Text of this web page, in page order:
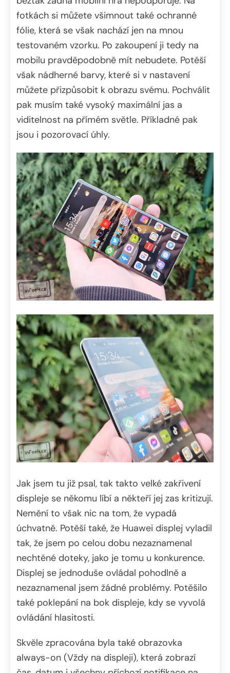
fotkách si můžete všimnout také ochranné
fólie, která se však nachází jen na mnou
testovaném vzorku. Po zakoupení ji tedy na
mobilu pravděpodobně mít nebudete. Potěší
však nádherné barvy, které si v nastavení
můžete přizpůsobit k obrazu svému. Pochválit
pak musím také vysoký maximální jas a
viditelnost na přímém světle. Příkladné pak
jsou i pozorovací úhly.
Jak jsem tu již psal, tak takto velké zakřivení
displeje se někomu líbí a někteří jej zas kritizují.
Nemění to však nic na tom, že vypadá
úchvatně. Potěší také, že Huawei displej vyladil
tak, že jsem po celou dobu nezaznamenal
nechtěné doteky, jako je tomu u konkurence.
Displej se jednoduše ovládal pohodlně a
nezaznamenal jsem žádné problémy. Potěšilo
také poklepání na bok displeje, kdy se vyvolá
ovládání hlasitosti.
Skvěle zpracována byla také obrazovka
always-on (Vždy na displeji), která zobrazí